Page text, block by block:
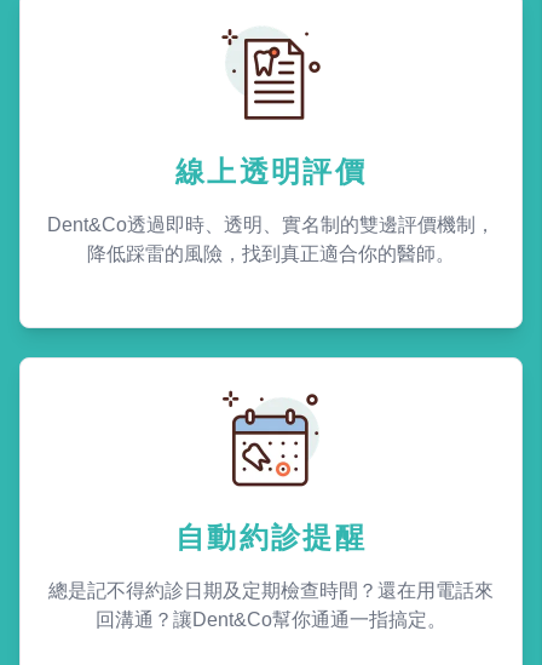
線上透明評價
Dent&Co透過即時、透明、實名制的雙邊評價機制，
降低踩雷的風險，找到真正適合你的醫師。
自動約診提醒
總是記不得約診日期及定期檢查時間？還在用電話來
回溝通？讓Dent&Co幫你通通一指搞定。